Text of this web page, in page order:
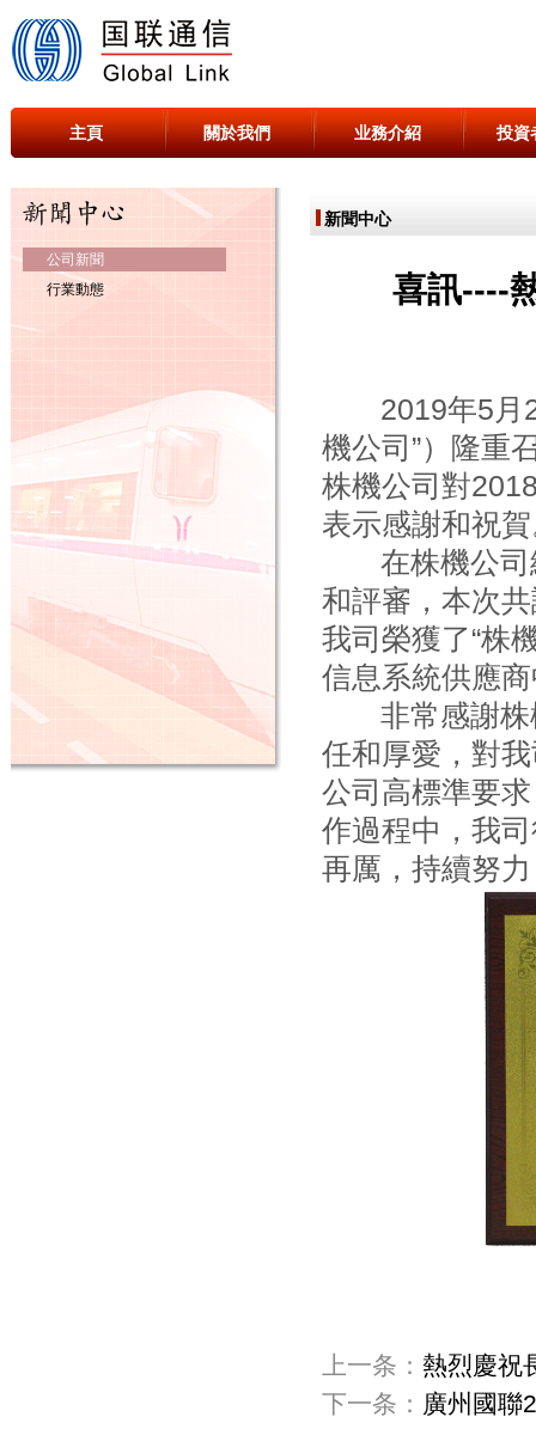
主頁 關於我們 业務介紹 投資
公司新聞
行業動態
新聞中心
喜訊----
2019年5月28
機公司”）隆重
株機公司對
表示感謝和祝
在株機公司
和評審，本次
我司榮獲了“株
信息系統供應
非常感謝株
任和厚愛，對
公司高標準要
作過程中，我
再厲，持續努
上一条： 熱烈慶祝
下一条： 廣州國聯